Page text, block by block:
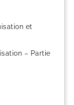
et
– Partie